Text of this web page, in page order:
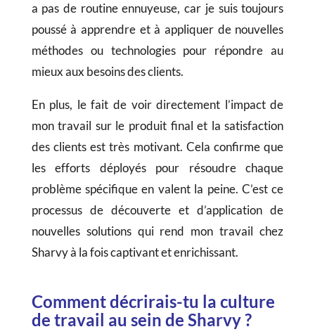
a pas de routine ennuyeuse, car je suis toujours
poussé à apprendre et à appliquer de nouvelles
méthodes ou technologies pour répondre au
mieux aux besoins des clients.
En plus, le fait de voir directement l’impact de
mon travail sur le produit final et la satisfaction
des clients est très motivant. Cela confirme que
les efforts déployés pour résoudre chaque
problème spécifique en valent la peine. C’est ce
processus de découverte et d’application de
nouvelles solutions qui rend mon travail chez
Sharvy à la fois captivant et enrichissant.
Comment décrirais-tu la culture
de travail au sein de Sharvy ?